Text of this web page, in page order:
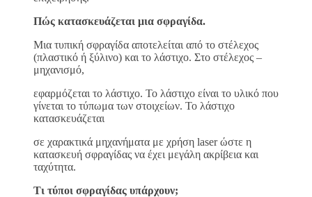
Πώς κατασκευάζεται μια σφραγίδα.
Μια τυπική σφραγίδα αποτελείται από το στέλεχος
(πλαστικό ή ξύλινο) και το λάστιχο. Στο στέλεχος –
μηχανισμό,
εφαρμόζεται το λάστιχο. Το λάστιχο είναι το υλικό που
γίνεται το τύπωμα των στοιχείων. Το λάστιχο
κατασκευάζεται
σε χαρακτικά μηχανήματα με χρήση laser ώστε η
κατασκευή σφραγίδας να έχει μεγάλη ακρίβεια και
ταχύτητα.
Τι τύποι σφραγίδας υπάρχουν;